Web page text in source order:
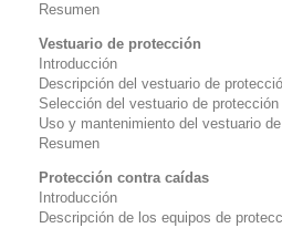
Resumen
Vestuario de protección
Introducción
Descripción del vestuario de
Selección del vestuario de protección
Uso y mantenimiento del vestuario
Resumen
Protección contra caídas
Introducción
Descripción de los equipos de